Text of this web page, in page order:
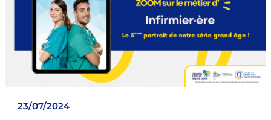
23/07/2024